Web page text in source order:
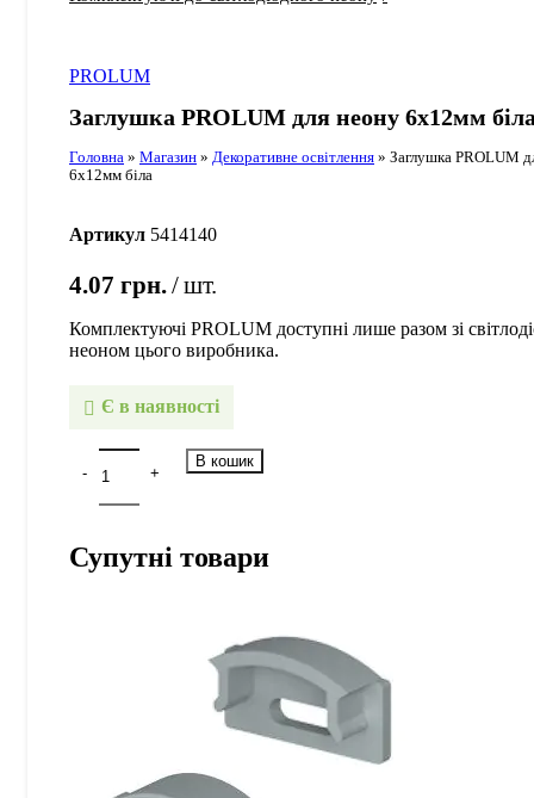
PROLUM
Заглушка PROLUM для неону 6х12мм
Головна » Магазин » Декоративне освітлення » Заглушка PROLUM
6х12мм біла
Артикул 5414140
4.07 грн. шт.
Комплектуючі PROLUM доступні лише разом зі
неоном цього виробника.
Є в наявності
В кошик
Супутні товари